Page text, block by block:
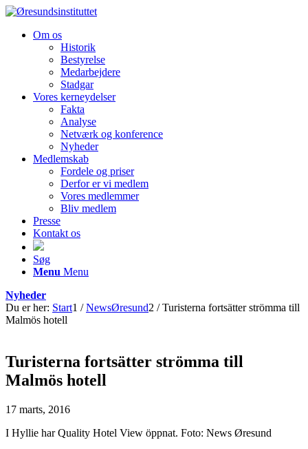
Om os
Historik
Bestyrelse
Medarbejdere
Stadgar
Vores kerneydelser
Fakta
Analyse
Netværk og konference
Nyheder
Medlemskab
Fordele og priser
Derfor er vi medlem
Vores medlemmer
Bliv medlem
Presse
Kontakt os
Søg
Menu Menu
Nyheder
Du er her: Start1 / NewsØresund2 / Turisterna fortsätter strömma till
Malmös hotell
Turisterna fortsätter strömma till
Malmös hotell
17 marts, 2016
I Hyllie har Quality Hotel View öppnat. Foto: News Øresund